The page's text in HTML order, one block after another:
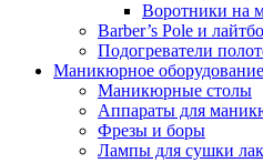
Воротники на
Barber’s Pole и
Подогреватели
Маникюрное оборудование
Маникюрные столы
Аппараты для
Фрезы и боры
Лампы для сушки